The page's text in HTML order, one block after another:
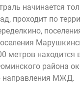
начинается
проходит по
метров находится
района
направления МЖД.